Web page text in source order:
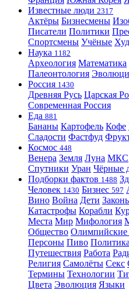
Известные люди 2317
Актёры Бизнесмены
Писатели Политики
Спортсмены Учёные
Наука 1182
Археология Математика
Палеонтология
Россия 1430
Древняя Русь Царская
Современная Россия
Еда 881
Бананы Картофель Кофе
Сладости Фастфуд
Космос 448
Венера Земля Луна МКС
Спутники Уран Чёрные
Подборки фактов 1488
Человек 1430 Бизнес 597
Вино Война Дети
Катастрофы Корабли
Места Мир Мифология
Общество Олимпийские
Персоны Пиво Политика
Путешествия Работа
Религия Самолёты Секс
Термины Технологии
Цвета Эволюция Языки